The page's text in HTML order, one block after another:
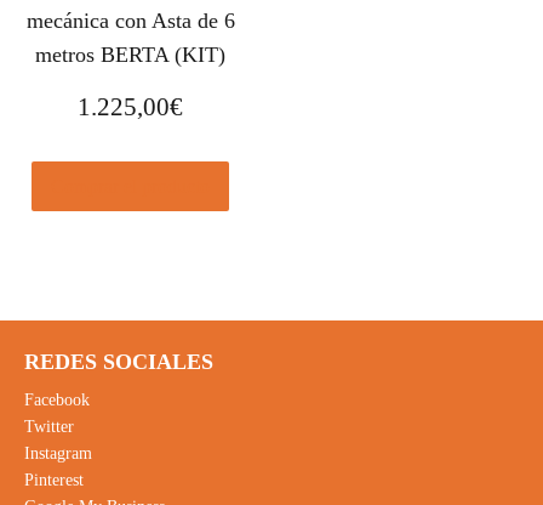
mecánica con Asta de 6
metros BERTA (KIT)
1.225,00€
REDES SOCIALES
Facebook
Twitter
Instagram
Pinterest